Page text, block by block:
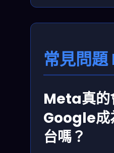
常見問題
Meta真的
Google成
台嗎？